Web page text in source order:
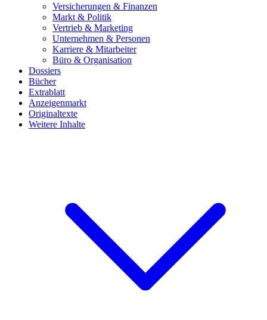
Versicherungen & Finanzen
Markt & Politik
Vertrieb & Marketing
Unternehmen & Personen
Karriere & Mitarbeiter
Büro & Organisation
Dossiers
Bücher
Extrablatt
Anzeigenmarkt
Originaltexte
Weitere Inhalte